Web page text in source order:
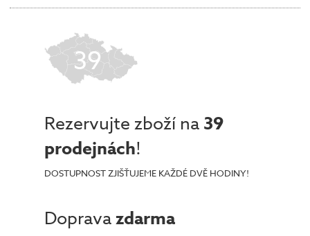
39
Rezervujte zboží na 39
prodejnách!
DOSTUPNOST ZJIŠŤUJEME KAŽDÉ DVĚ HODINY!
Dopravazdarma